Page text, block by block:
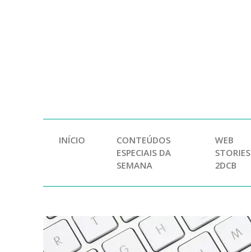
INÍCIO
CONTEÚDOS
ESPECIAIS DA
SEMANA
WEB
STORIES
2DCB